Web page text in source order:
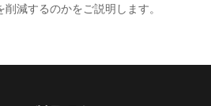
減するのかをご説明します。